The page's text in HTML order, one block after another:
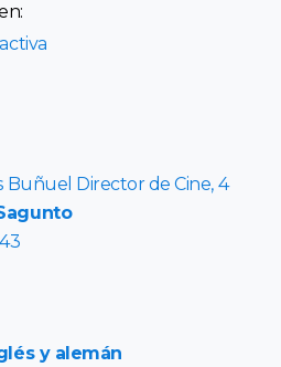
Buñuel Director de Cine, 4
y alemán